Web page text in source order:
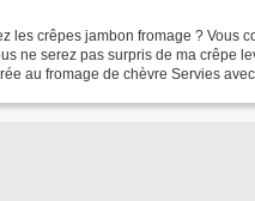
les crêpes jambon fromage ? Vous
ne serez pas surpris de ma crêpe
au fromage de chèvre Servies avec